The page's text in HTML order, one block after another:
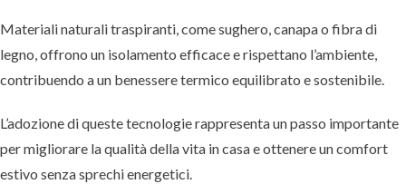
Materiali naturali traspiranti, come sughero, canapa o fibra di
legno, offrono un isolamento efficace e rispettano l’ambiente,
contribuendo a un benessere termico equilibrato e sostenibile.
L’adozione di queste tecnologie rappresenta un passo importante
per migliorare la qualità della vita in casa e ottenere un comfort
estivo senza sprechi energetici.